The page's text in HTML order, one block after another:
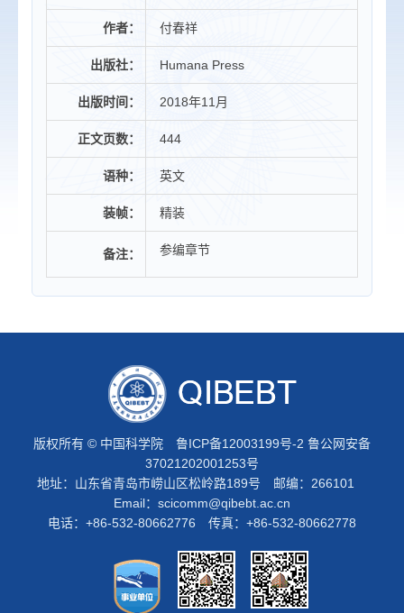
作者： 付春祥
出版社： Humana Press
出版时间： 2018年11月
正文页数： 444
语种： 英文
装帧： 精装
备注： 参编章节
版权所有 © 中国科学院 鲁ICP备12003199号-2 鲁公网安备
37021202001253号
地址：山东省青岛市崂山区松岭路189号 邮编：266101
Email： scicomm@qibebt.ac.cn
电话：+86-532-80662776 传真：+86-532-80662778